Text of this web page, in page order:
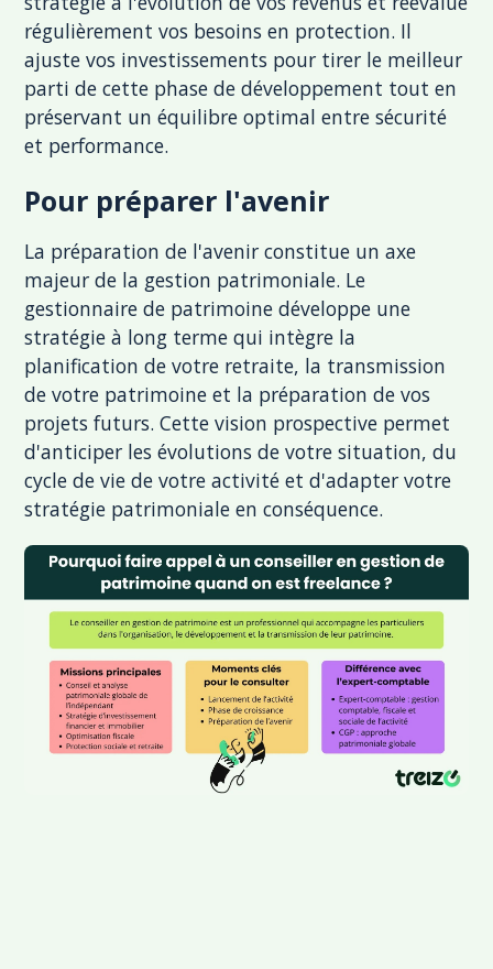
régulièrement vos besoins en protection. Il
ajuste vos investissements pour tirer le meilleur
parti de cette phase de développement tout en
préservant un équilibre optimal entre sécurité
et performance.
Pour préparer l'avenir
La préparation de l'avenir constitue un axe
majeur de la gestion patrimoniale. Le
gestionnaire de patrimoine développe une
stratégie à long terme qui intègre la
planification de votre retraite, la transmission
de votre patrimoine et la préparation de vos
projets futurs. Cette vision prospective permet
d'anticiper les évolutions de votre situation, du
cycle de vie de votre activité et d'adapter votre
stratégie patrimoniale en conséquence.